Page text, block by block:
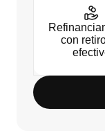
con